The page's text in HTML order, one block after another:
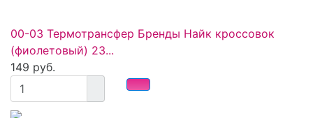
00-03 Термотрансфер Бренды Найк кроссовок
(фиолетовый) 23...
149 руб.